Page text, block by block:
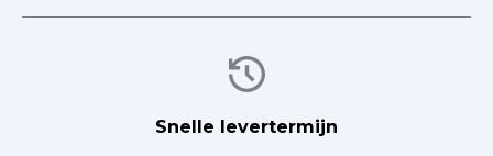
Afbeelding
Snelle levertermijn